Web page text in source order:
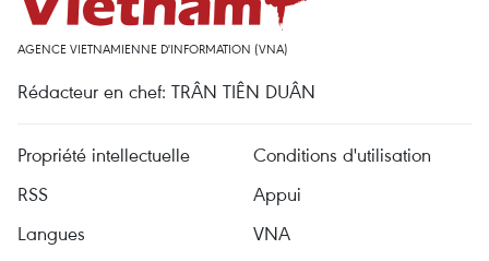
AGENCE VIETNAMIENNE D'INFORMATION (VNA)
Rédacteur en chef: TRÂN TIÊN DUÂN
Propriété intellectuelle
Conditions d'utilisation
RSS
Appui
Langues
VNA